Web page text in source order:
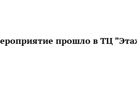
прошло в ТЦ